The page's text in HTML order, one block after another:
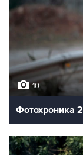
10
Фотохроника